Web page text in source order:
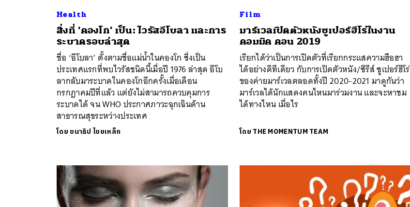
Health
สิ่งที่ ‘คองโก’ เป็น: ไวรัสอีโบลา และการ
ระบาดรอบล่าสุด
ชื่อ ‘อีโบลา’ ตั้งตามชื่อแม่น้ำในคองโก ซึ่งเป็น
ประเทศแรกที่พบไวรัสชนิดนี้เมื่อปี 1976 ล่าสุด อีโบ
ลากลับมาระบาดในคองโกอีกครั้งเมื่อเดือน
กรกฎาคมปีที่แล้ว แต่ยังไม่สามารถควบคุมการ
ระบาดได้ จน WHO ประกาศภาวะฉุกเฉินด้าน
สาธารณสุขระหว่างประเทศ
โดย ชนาธิป ไชยเหล็ก
Film
มาร์เวลเปิดตัวหนังซูเปอร์ฮีโร่ในงาน
คอมมิค คอน 2019
เรียกได้ว่าเป็นการเปิดตัวที่เรียกกระแสความฮือฮา
ได้อย่างดีทีเดียว กับการเปิดตัวหนัง/ซีรีส์ ซูเปอร์ฮีโร่
ของค่ายมาร์เวลตลอดทั้งปี 2020-2021 มาดูกันว่า
มาร์เวลได้นักแสดงคนไหนมาร่วมงาน และจะหาชม
ได้ทางไหน เมื่อไร
โดย THE MOMENTUM TEAM